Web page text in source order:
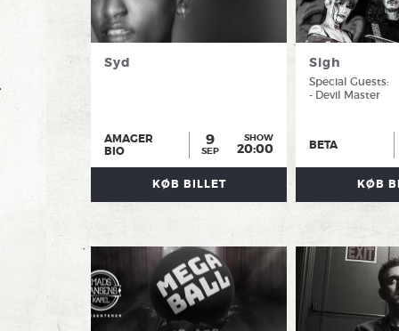
Syd
AMAGER
BIO
9
SEP
SHOW
20:00
KØB BILLET
Sigh
Special Guests:
- Devil Master
BETA
KØB